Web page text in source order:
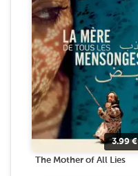
3.99€
The Mother of All Lies